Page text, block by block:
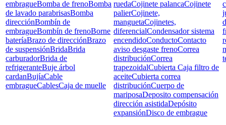
embragueBomba de frenoBomba
de lavado parabrisasBomba
direcciónBombín de
embragueBombín de frenoBorne
bateríaBrazo de direcciónBrazo
de suspensiónBridaBrida
carburadorBrida de
refrigeranteBuje árbol
cardanBujíaCable
embragueCablesCaja de muelle
ruedaCojinete palancaCojinete
palierCojinete,
manguetaCojinetes,
diferencialCondensador sistema
encendidoConductoContacto
aviso desgaste frenoCorrea
distribuciónCorrea
trapezoidalCubierta Caja filtro de
aceiteCubierta correa
distribuciónCuerpo de
mariposaDeposito compensación
dirección asistidaDepósito
expansiónDisco de embrague